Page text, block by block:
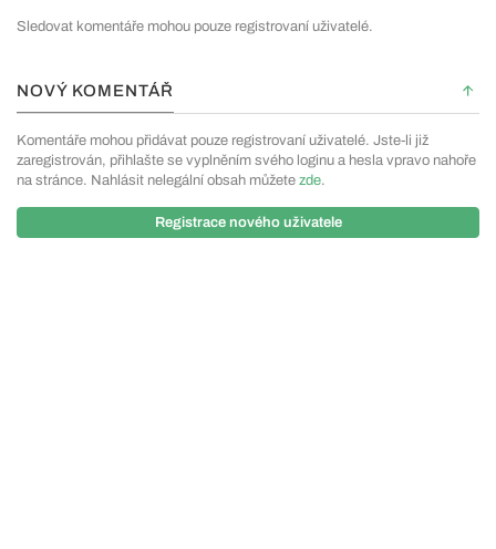
Sledovat komentáře mohou pouze registrovaní uživatelé.
NOVÝ KOMENTÁŘ
Komentáře mohou přidávat pouze registrovaní uživatelé. Jste-li již
zaregistrován, přihlašte se vyplněním svého loginu a hesla vpravo nahoře
na stránce. Nahlásit nelegální obsah můžete zde.
Registrace nového uživatele